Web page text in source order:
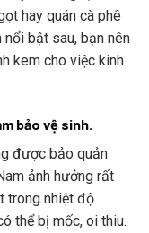
hay quán cà phê
bật sau, bạn nên
kem cho việc kinh
bảo vệ sinh.
được bảo quản
ảnh hưởng rất
trong nhiệt độ
thể bị mốc, oi thiu.